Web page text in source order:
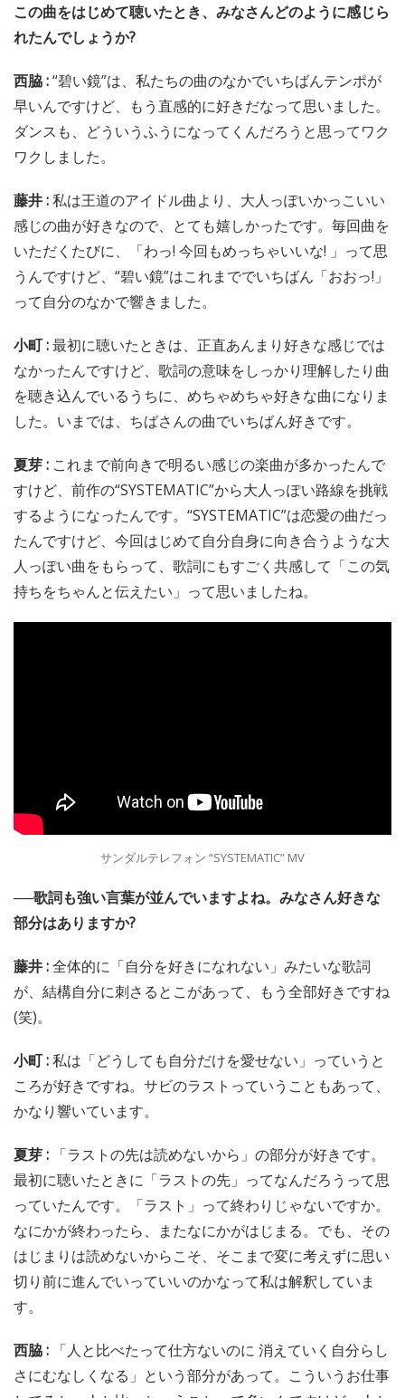
この曲をはじめて聴いたとき、みなさんどのように感じら
れたんでしょうか?
西脇 :“碧い鏡”は、私たちの曲のなかでいちばんテンポが
早いんですけど、もう直感的に好きだなって思いました。
ダンスも、どういうふうになってくんだろうと思ってワク
ワクしました。
藤井 :私は王道のアイドル曲より、大人っぽいかっこいい
感じの曲が好きなので、とても嬉しかったです。毎回曲を
いただくたびに、「わっ! 今回もめっちゃいいな! 」って思
うんですけど、“碧い鏡”はこれまででいちばん「おおっ!」
って自分のなかで響きました。
小町 :最初に聴いたときは、正直あんまり好きな感じでは
なかったんですけど、歌詞の意味をしっかり理解したり曲
を聴き込んでいるうちに、めちゃめちゃ好きな曲になりま
した。いまでは、ちばさんの曲でいちばん好きです。
夏芽 : これまで前向きで明るい感じの楽曲が多かったんで
すけど、前作の“SYSTEMATIC”から大人っぽい路線を挑戦
するようになったんです。“SYSTEMATIC”は恋愛の曲だっ
たんですけど、今回はじめて自分自身に向き合うような大
人っぽい曲をもらって、歌詞にもすごく共感して「この気
持ちをちゃんと伝えたい」って思いましたね。
サンダルテレフォン “SYSTEMATIC” MV
──歌詞も強い言葉が並んでいますよね。みなさん好きな
部分はありますか?
藤井 :全体的に「自分を好きになれない」みたいな歌詞
が、結構自分に刺さるとこがあって、もう全部好きですね
(笑)。
小町 :私は「どうしても自分だけを愛せない」っていうと
ころが好きですね。サビのラストっていうこともあって、
かなり響いています。
夏芽 : 「ラストの先は読めないから」の部分が好きです。
最初に聴いたときに「ラストの先」ってなんだろうって思
っていたんです。「ラスト」って終わりじゃないですか。
なにかが終わったら、またなにかがはじまる。でも、その
はじまりは読めないからこそ、そこまで変に考えずに思い
切り前に進んでいっていいのかなって私は解釈していま
す。
西脇 : 「人と比べたって仕方ないのに 消えていく自分らし
さにむなしくなる」という部分があって。こういうお仕事